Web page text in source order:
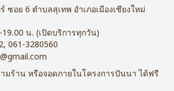
ซอย 6 ตำบลสุเทพ อำเภอเมืองเชียงใหม่
19.00 น. (เปิดบริการทุกวัน)
, 061-3280560
มร้าน หรือจอดภายในโครงการปันนา ได้ฟรี